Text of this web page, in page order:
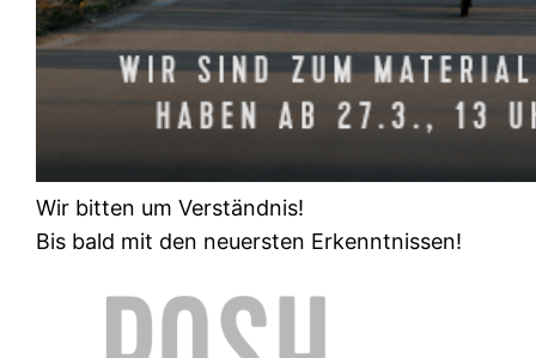
Wir bitten um Verständnis!
Bis bald mit den neuersten Erkenntnissen!